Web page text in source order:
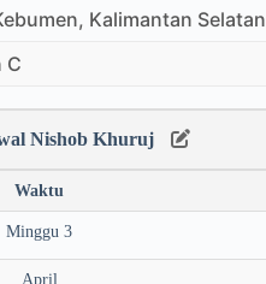
Kalimantan Selatan
C
Nishob Khuruj
Waktu
Minggu 3
April